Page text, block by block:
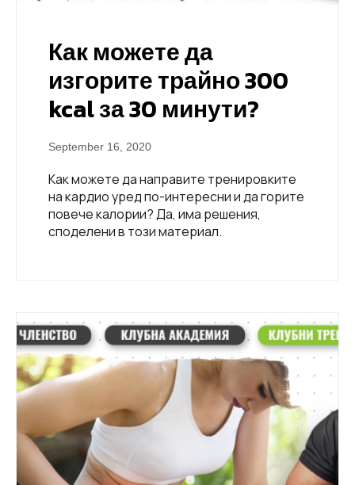
Как можете да
изгорите трайно 300
kcal за 30 минути?
September 16, 2020
Как можете да направите тренировките
на кардио уред по-интересни и да горите
повече калории? Да, има решения,
споделени в този материал.